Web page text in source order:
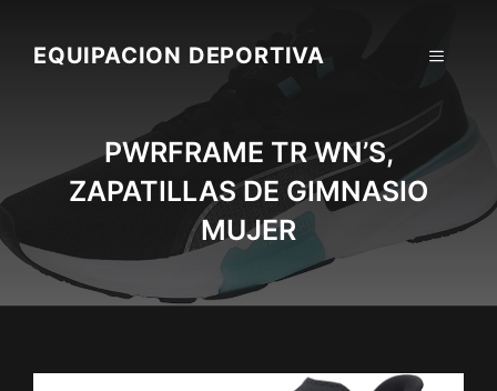
contentEQUIPACION DEPORTIVA MENU
PWRFRAME TR WN’S,
ZAPATILLAS DE GIMNASIO
MUJER